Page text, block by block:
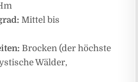
Mittel bis
Brocken (der höchste
Wälder,